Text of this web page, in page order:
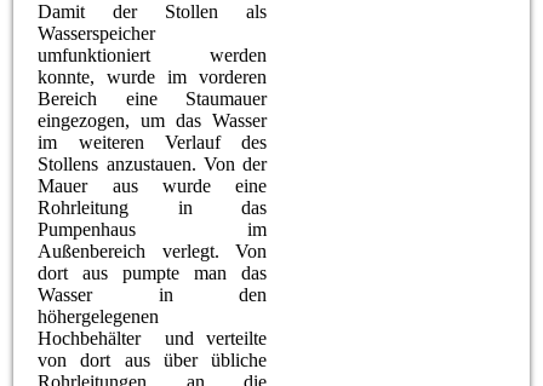
Damit der Stollen als
Wasserspeicher
umfunktioniert werden
konnte, wurde im vorderen
Bereich eine Staumauer
eingezogen, um das Wasser
im weiteren Verlauf des
Stollens anzustauen. Von der
Mauer aus wurde eine
Rohrleitung in das
Pumpenhaus im
Außenbereich verlegt. Von
dort aus pumpte man das
Wasser in den
höhergelegenen
Hochbehälter und verteilte
von dort aus über übliche
Rohrleitungen an die